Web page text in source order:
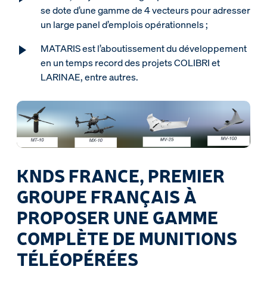
se dote d’une gamme de 4 vecteurs pour adresser
un large panel d’emplois opérationnels ;
MATARIS est l’aboutissement du développement
en un temps record des projets COLIBRI et
LARINAE, entre autres.
KNDS FRANCE, PREMIER
GROUPE FRANÇAIS À
PROPOSER UNE GAMME
COMPLÈTE DE MUNITIONS
TÉLÉOPÉRÉES